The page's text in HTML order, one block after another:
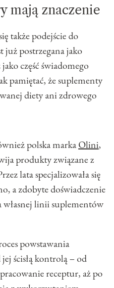
mają znaczenie
także podejście do
już postrzegana jako
część świadomego
pamiętać, że suplementy
diety ani zdrowego
polska markaOlini,
produkty związane z
lata specjalizowała się
a zdobyte doświadczenie
własnej linii suplementów
powstawania
ścisłą kontrolą – od
receptur, aż po